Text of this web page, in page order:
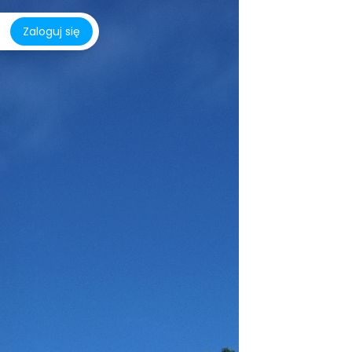
Zaloguj się